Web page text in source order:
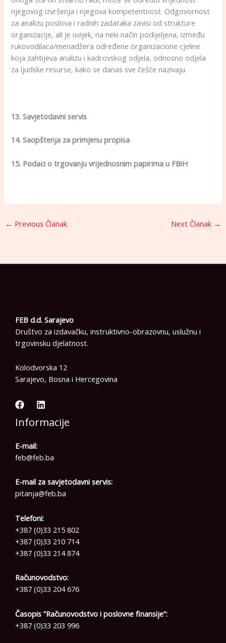
njegovog izvršenja i njegova kompetentnost. Odgovornost
za analizu poslova i radnih zadataka zavisi od strukture
organizacije, ali je uvijek, na neki način podijeljena, između
rukovodilaca/menadžera određene organizacione cjeline
koja zahtijeva analizu i kadrovskog odjela, odnosno odjela
za ljudske resurse, kako se danas sve češće nazivaju.
13. Savjetodavni servis
14. Saopštenja za primjenu propisa
15. Podaci o trgovanju vrijednosnim papirima u FBiH
← Previous Članak Next Članak →
FEB d.d. Sarajevo
Društvo za izdavačku, instruktivno-obrazovnu, uslužnu i
trgovinsku djelatnost.
Kolodvorska 12
Sarajevo, Bosna i Hercegovina
Informacije
E-mail:
feb@feb.ba
E-mail za savjetodavni servis:
pitanja@feb.ba
Telefoni:
+387 (0)33 215 802
+387 (0)33 210 714
+387 (0)33 214 874
Računovodstvo:
+387 (0)33 204 676
Časopis ”Računovodstvo i poslovne finansije”:
+387 (0)33 203 996